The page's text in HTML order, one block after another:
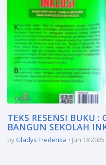
TEKS RESENSI BUKU :
BANGUN SEKOLAH
by Gladys Frederika Jun 18 2025